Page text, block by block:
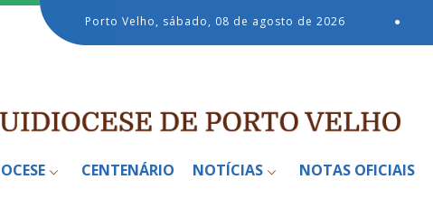
Porto Velho, sábado, 08 de agosto de 2026 ●
CENTENÁRIO NOTÍCIAS NOTAS OFICIAIS